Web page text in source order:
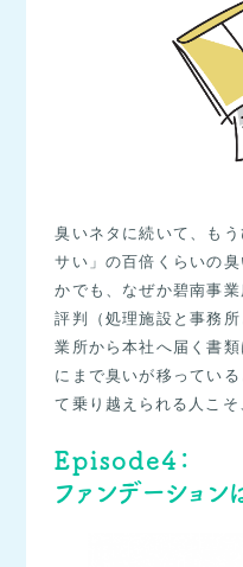
臭いネタに続いて、も
サい」の百倍くらいの
かでも、なぜか碧南事
評判（処理施設と事務
業所から本社へ届く書
にまで臭いが移ってい
て乗り越えられる人こそ
Episode4：
ファンデーショ